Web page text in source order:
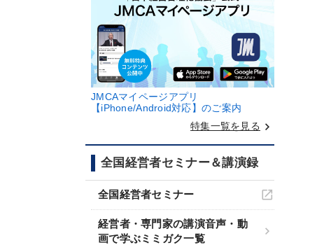
JMCAマイページアプリ
【iPhone/Android対応】のご案内
特集一覧を見る keyboard_arrow_right
全国経営者セミナー＆講演録
全国経営者セミナー
経営者・専門家の講演音声・動
画で学ぶミミガク一覧